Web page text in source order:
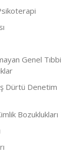
Genel Tıbbi
Dürtü Denetim
Bozuklukları